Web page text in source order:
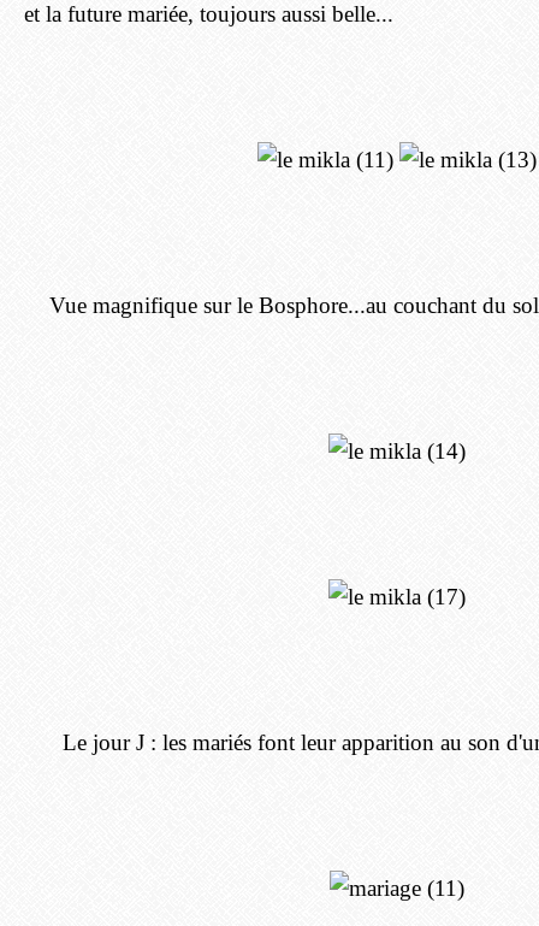
et la future mariée, toujours aussi belle...
Vue magnifique sur le Bosphore...au couchant du
Le jour J : les mariés font leur apparition au son